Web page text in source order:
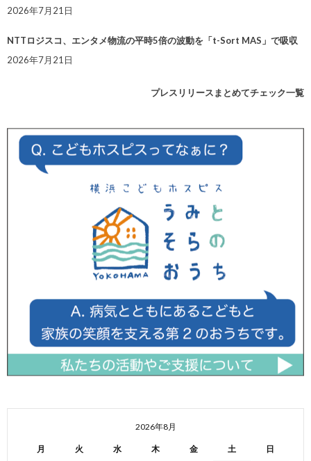
2026年7月21日
NTTロジスコ、エンタメ物流の平時5倍の波動を「t-Sort MAS」で吸収
2026年7月21日
プレスリリースまとめてチェック一覧
2026年8月
月 火 水 木 金 土 日